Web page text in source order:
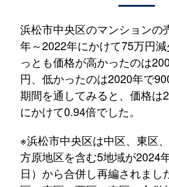
浜松市中央区のマンションの
年～2022年にかけて75万円
っとも価格が高かったのは
円、低かったのは2020年で
期間を通してみると、価格は
にかけて0.94倍でした。
※浜松市中央区は中区、東区
方原地区を含む5地域が2024
日）から合併し再編されまし